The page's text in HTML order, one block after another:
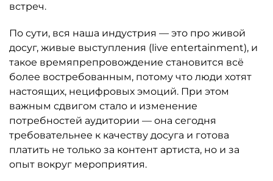
встреч.
По сути, вся наша индустрия — это про живой
досуг, живые выступления (live entertainment), и
такое времяпрепровождение становится всё
более востребованным, потому что люди хотят
настоящих, нецифровых эмоций. При этом
важным сдвигом стало и изменение
потребностей аудитории — она сегодня
требовательнее к качеству досуга и готова
платить не только за контент артиста, но и за
опыт вокруг мероприятия.